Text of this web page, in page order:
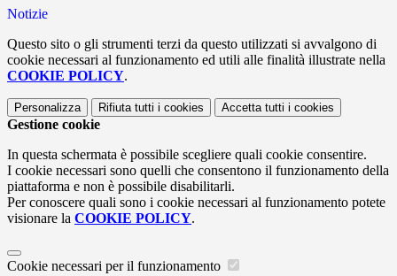
Notizie
Questo sito o gli strumenti terzi da questo utilizzati si avvalgono di
cookie necessari al funzionamento ed utili alle finalità illustrate nella
COOKIE POLICY.
Personalizza Rifiuta tutti i cookies Accetta tutti i cookies
Gestione cookie
In questa schermata è possibile scegliere quali cookie consentire.
I cookie necessari sono quelli che consentono il funzionamento della
piattaforma e non è possibile disabilitarli.
Per conoscere quali sono i cookie necessari al funzionamento potete
visionare la COOKIE POLICY.
Cookie necessari per il funzionamento